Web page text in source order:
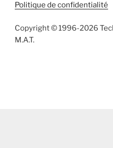
Politique de confidentialité
Copyright © 1996-2026
M.A.T.